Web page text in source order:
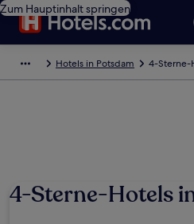
Zum Hauptinhalt springen
Hotels in Potsdam 4-Sterne-
4-Sterne-Hotels